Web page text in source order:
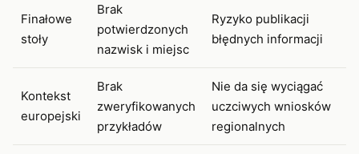
Finałowe
stoły
Brak
potwierdzonych
nazwisk i miejsc
Ryzyko publikacji
błędnych informacji
Kontekst
europejski
Brak
zweryfikowanych
przykładów
Nie da się wyciągać
uczciwych wniosków
regionalnych